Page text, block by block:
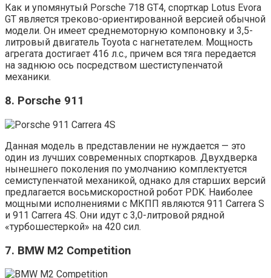
Как и упомянутый Porsche 718 GT4, спорткар Lotus Evora
GT является треково-ориентированной версией обычной
модели. Он имеет среднемоторную компоновку и 3,5-
литровый двигатель Toyota с нагнетателем. Мощность
агрегата достигает 416 л.с., причем вся тяга передается
на заднюю ось посредством шестиступенчатой
механики.
8. Porsche 911
Данная модель в представлении не нуждается — это
один из лучших современных спорткаров. Двухдверка
нынешнего поколения по умолчанию комплектуется
семиступенчатой механикой, однако для старших версий
предлагается восьмискоростной робот PDK. Наиболее
мощными исполнениями с МКПП являются 911 Carrera S
и 911 Carrera 4S. Они идут с 3,0-литровой рядной
«турбошестеркой» на 420 сил.
7. BMW M2 Competition